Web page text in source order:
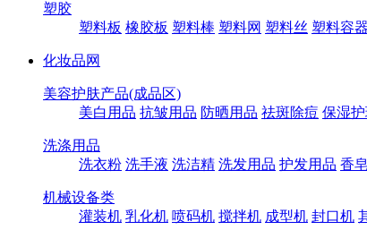
塑胶
塑料板 橡胶板 塑料棒 塑料网 塑料丝 塑料容器
化妆品网
美容护肤产品(成品区)
美白用品 抗皱用品 防晒用品 祛斑除痘 保湿
洗涤用品
洗衣粉 洗手液 洗洁精 洗发用品 护发用品 香
机械设备类
灌装机 乳化机 喷码机 搅拌机 成型机 封口机